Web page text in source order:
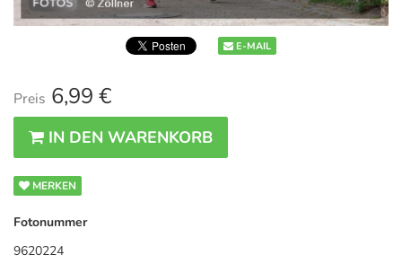
E-MAIL
Preis 6,99 €
IN DEN WARENKORB
MERKEN
Fotonummer
9620224